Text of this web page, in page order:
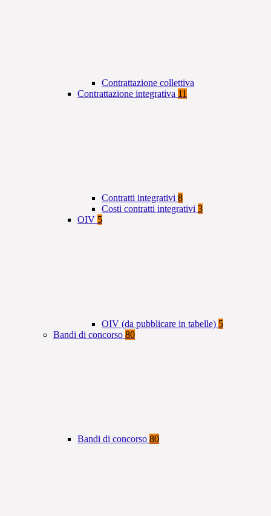
Contrattazione collettiva
Contrattazione integrativa 11
Contratti integrativi 8
Costi contratti integrativi 3
OIV 5
OIV (da pubblicare in tabelle) 5
Bandi di concorso 80
Bandi di concorso 80